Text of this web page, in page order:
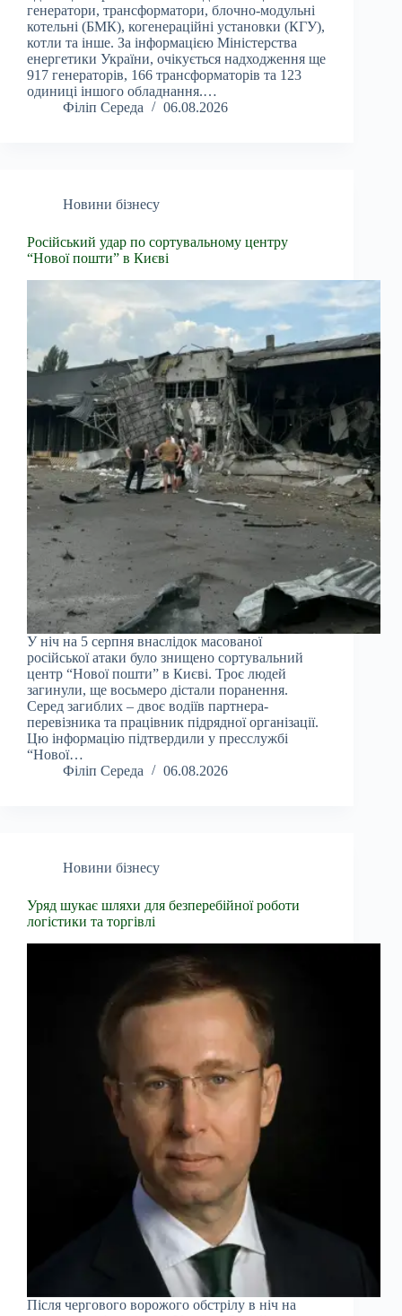
генератори, трансформатори, блочно-модульні
котельні (БМК), когенераційні установки (КГУ),
котли та інше. За інформацією Міністерства
енергетики України, очікується надходження ще
917 генераторів, 166 трансформаторів та 123
одиниці іншого обладнання.…
Філіп Середа
06.08.2026
Новини бізнесу
Російський удар по сортувальному центру
“Нової пошти” в Києві
У ніч на 5 серпня внаслідок масованої
російської атаки було знищено сортувальний
центр “Нової пошти” в Києві. Троє людей
загинули, ще восьмеро дістали поранення.
Серед загиблих – двоє водіїв партнера-
перевізника та працівник підрядної організації.
Цю інформацію підтвердили у пресслужбі
“Нової…
Філіп Середа
06.08.2026
Новини бізнесу
Уряд шукає шляхи для безперебійної роботи
логістики та торгівлі
Після чергового ворожого обстрілу в ніч на